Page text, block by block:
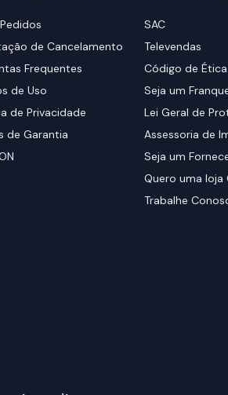
de Cancelamento
Frequentes
de Uso
de Privacidade
de Garantia
SAC
Televendas
Código de Ética
Seja um
Lei Geral de
Assessoria de
Seja um
Quero uma
Trabalhe